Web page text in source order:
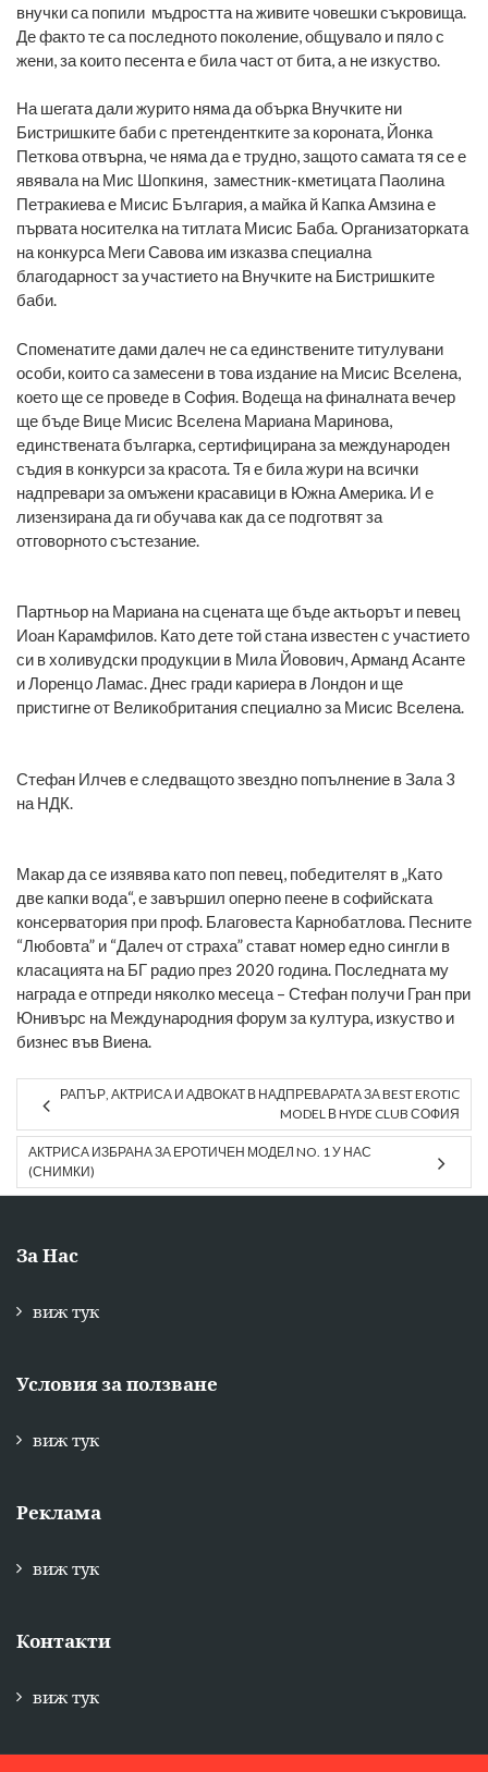
внучки са попили мъдростта на живите човешки съкровища.
Де факто те са последното поколение, общувало и пяло с
жени, за които песента е била част от бита, а не изкуство.
На шегата дали журито няма да обърка Внучките ни
Бистришките баби с претендентките за короната, Йонка
Петкова отвърна, че няма да е трудно, защото самата тя се е
явявала на Мис Шопкиня, заместник-кметицата Паолина
Петракиева е Мисис България, а майка й Капка Амзина е
първата носителка на титлата Мисис Баба. Организаторката
на конкурса Меги Савова им изказва специална
благодарност за участието на Внучките на Бистришките
баби.
Споменатите дами далеч не са единствените титулувани
особи, които са замесени в това издание на Мисис Вселена,
което ще се проведе в София. Водеща на финалната вечер
ще бъде Вице Мисис Вселена Мариана Маринова,
единствената българка, сертифицирана за международен
съдия в конкурси за красота. Тя е била жури на всички
надпревари за омъжени красавици в Южна Америка. И е
лизензирана да ги обучава как да се подготвят за
отговорното състезание.
Партньор на Мариана на сцената ще бъде актьорът и певец
Иоан Карамфилов. Като дете той стана известен с участието
си в холивудски продукции в Мила Йовович, Арманд Асанте
и Лоренцо Ламас. Днес гради кариера в Лондон и ще
пристигне от Великобритания специално за Мисис Вселена.
Стефан Илчев е следващото звездно попълнение в Зала 3
на НДК.
Макар да се изявява като поп певец, победителят в „Като
две капки вода“, е завършил оперно пеене в софийската
консерватория при проф. Благовеста Карнобатлова. Песните
“Любовта” и “Далеч от страха” стават номер едно сингли в
класацията на БГ радио през 2020 година. Последната му
награда е отпреди няколко месеца – Стефан получи Гран при
Юнивърс на Международния форум за култура, изкуство и
бизнес във Виена.
РАПЪР, АКТРИСА И АДВОКАТ В НАДПРЕВАРАТА ЗА BEST EROTIC
MODEL В HYDE CLUB СОФИЯ
АКТРИСА ИЗБРАНА ЗА ЕРОТИЧЕН МОДЕЛ NO. 1 У НАС
(СНИМКИ)
За Нас
виж тук
Условия за ползване
виж тук
Реклама
виж тук
Контакти
виж тук